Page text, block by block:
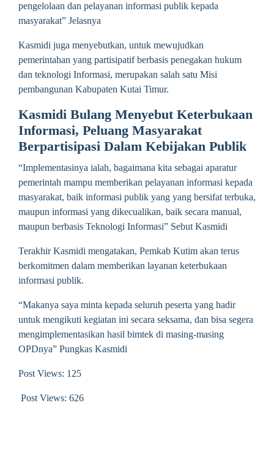
pengelolaan dan pelayanan informasi publik kepada
masyarakat” Jelasnya
Kasmidi juga menyebutkan, untuk mewujudkan
pemerintahan yang partisipatif berbasis penegakan hukum
dan teknologi Informasi, merupakan salah satu Misi
pembangunan Kabupaten Kutai Timur.
Kasmidi Bulang Menyebut Keterbukaan
Informasi, Peluang Masyarakat
Berpartisipasi Dalam Kebijakan Publik
“Implementasinya ialah, bagaimana kita sebagai aparatur
pemerintah mampu memberikan pelayanan informasi kepada
masyarakat, baik informasi publik yang yang bersifat terbuka,
maupun informasi yang dikecualikan, baik secara manual,
maupun berbasis Teknologi Informasi” Sebut Kasmidi
Terakhir Kasmidi mengatakan, Pemkab Kutim akan terus
berkomitmen dalam memberikan layanan keterbukaan
informasi publik.
“Makanya saya minta kepada seluruh peserta yang hadir
untuk mengikuti kegiatan ini secara seksama, dan bisa segera
mengimplementasikan hasil bimtek di masing-masing
OPDnya” Pungkas Kasmidi
Post Views: 125
Post Views: 626